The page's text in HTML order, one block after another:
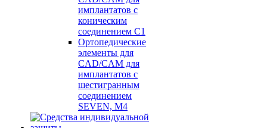
имплантатов с
коническим
соединением С1
Ортопедические
элементы для
CAD/CAM для
имплантатов с
шестигранным
соединением
SEVEN, М4